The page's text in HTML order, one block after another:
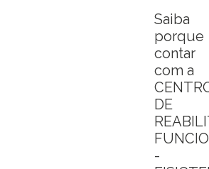
Saiba
porque
contar
com a
DE
-